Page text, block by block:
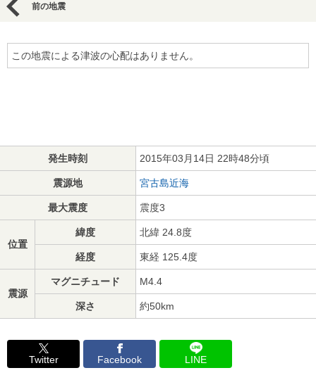
前の地震
この地震による津波の心配はありません。
発生時刻 2015年03月14日 22時48分頃
震源地 宮古島近海
最大震度 震度3
位置
緯度 北緯 24.8度
経度 東経 125.4度
震源
マグニチュード M4.4
深さ 約50km
Twitter Facebook LINE